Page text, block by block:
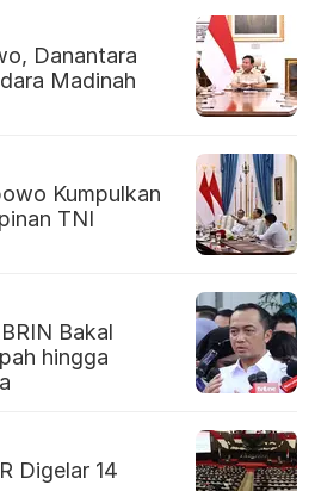
Danantara
Madinah
Kumpulkan
TNI
Bakal
hingga
Digelar 14